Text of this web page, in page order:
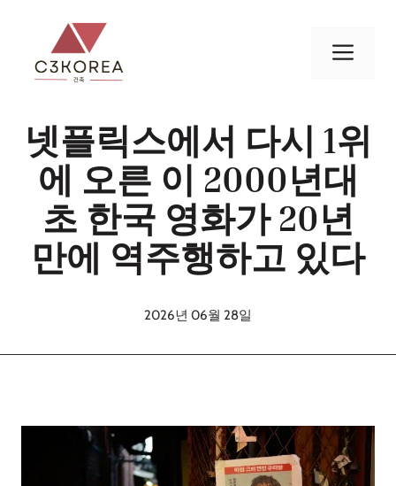
메
넷플릭스에서 다시 1위
에 오른 이 2000년대
초 한국 영화가 20년
만에 역주행하고 있다
2026년 06월 28일